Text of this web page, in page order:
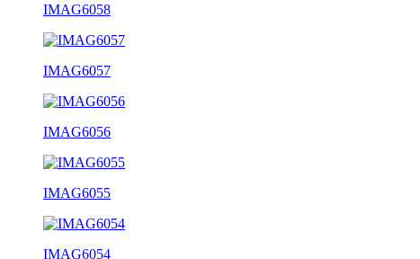
IMAG6058
IMAG6057
IMAG6056
IMAG6055
IMAG6054